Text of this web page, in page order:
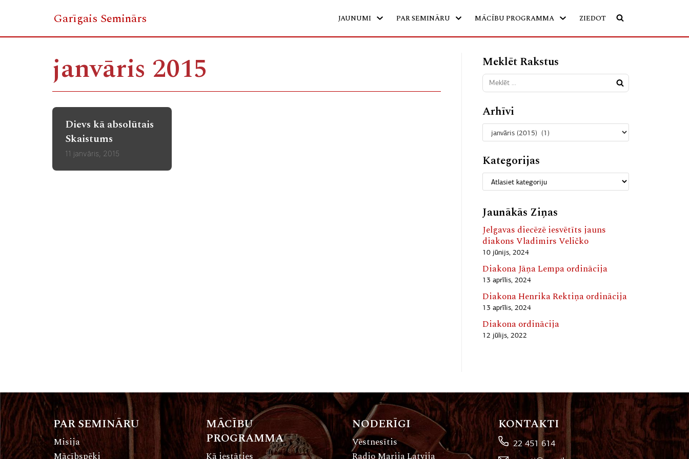
Garīgais Seminārs JAUNUMI PAR SEMINĀRU MĀCĪBU PROGRAMMA ZIEDOT
janvāris 2015
Dievs kā absolūtais
Skaistums
11 janvāris, 2015
Meklēt Rakstus
Arhīvi
Kategorijas
Jaunākās Ziņas
Jelgavas diecēzē iesvētīts jauns
diakons Vladimirs Veličko
10 jūnijs, 2024
Diakona Jāņa Lempa ordinācija
13 aprīlis, 2024
Diakona Henrika Rektiņa ordinācija
13 aprīlis, 2024
Diakona ordinācija
12 jūlijs, 2022
PAR SEMINĀRU
Misija
MĀCĪBU
PROGRAMMA
NODERĪGI
Vēstnesītis
KONTAKTI
22 451 614